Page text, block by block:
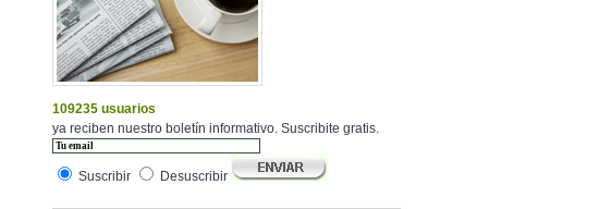
109235 usuarios
ya reciben nuestro boletín informativo. Suscribite gratis.
Suscribir Desuscribir